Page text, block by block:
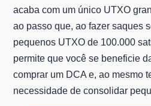
acaba com um único UTXO
ao passo que, ao fazer saques
pequenos UTXO de 100.000
permite que você se beneficie
comprar um DCA e, ao mesmo
necessidade de consolidar